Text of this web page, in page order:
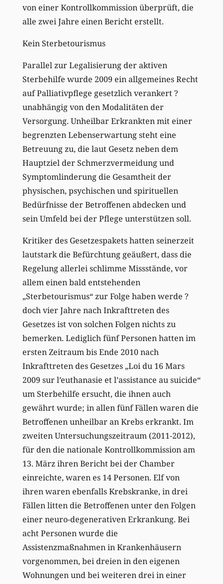
von einer Kontrollkommission überprüft, die
alle zwei Jahre einen Bericht erstellt.
Kein Sterbetourismus
Parallel zur Legalisierung der aktiven
Sterbehilfe wurde 2009 ein allgemeines Recht
auf Palliativpflege gesetzlich verankert ?
unabhängig von den Modalitäten der
Versorgung. Unheilbar Erkrankten mit einer
begrenzten Lebenserwartung steht eine
Betreuung zu, die laut Gesetz neben dem
Hauptziel der Schmerzvermeidung und
Symptomlinderung die Gesamtheit der
physischen, psychischen und spirituellen
Bedürfnisse der Betroffenen abdecken und
sein Umfeld bei der Pflege unterstützen soll.
Kritiker des Gesetzespakets hatten seinerzeit
lautstark die Befürchtung geäußert, dass die
Regelung allerlei schlimme Missstände, vor
allem einen bald entstehenden
„Sterbetourismus“ zur Folge haben werde ?
doch vier Jahre nach Inkrafttreten des
Gesetzes ist von solchen Folgen nichts zu
bemerken. Lediglich fünf Personen hatten im
ersten Zeitraum bis Ende 2010 nach
Inkrafttreten des Gesetzes „Loi du 16 Mars
2009 sur l’euthanasie et l’assistance au suicide“
um Sterbehilfe ersucht, die ihnen auch
gewährt wurde; in allen fünf Fällen waren die
Betroffenen unheilbar an Krebs erkrankt. Im
zweiten Untersuchungszeitraum (2011-2012),
für den die nationale Kontrollkommission am
13. März ihren Bericht bei der Chamber
einreichte, waren es 14 Personen. Elf von
ihren waren ebenfalls Krebskranke, in drei
Fällen litten die Betroffenen unter den Folgen
einer neuro-degenerativen Erkrankung. Bei
acht Personen wurde die
Assistenzmaßnahmen in Krankenhäusern
vorgenommen, bei dreien in den eigenen
Wohnungen und bei weiteren drei in einer